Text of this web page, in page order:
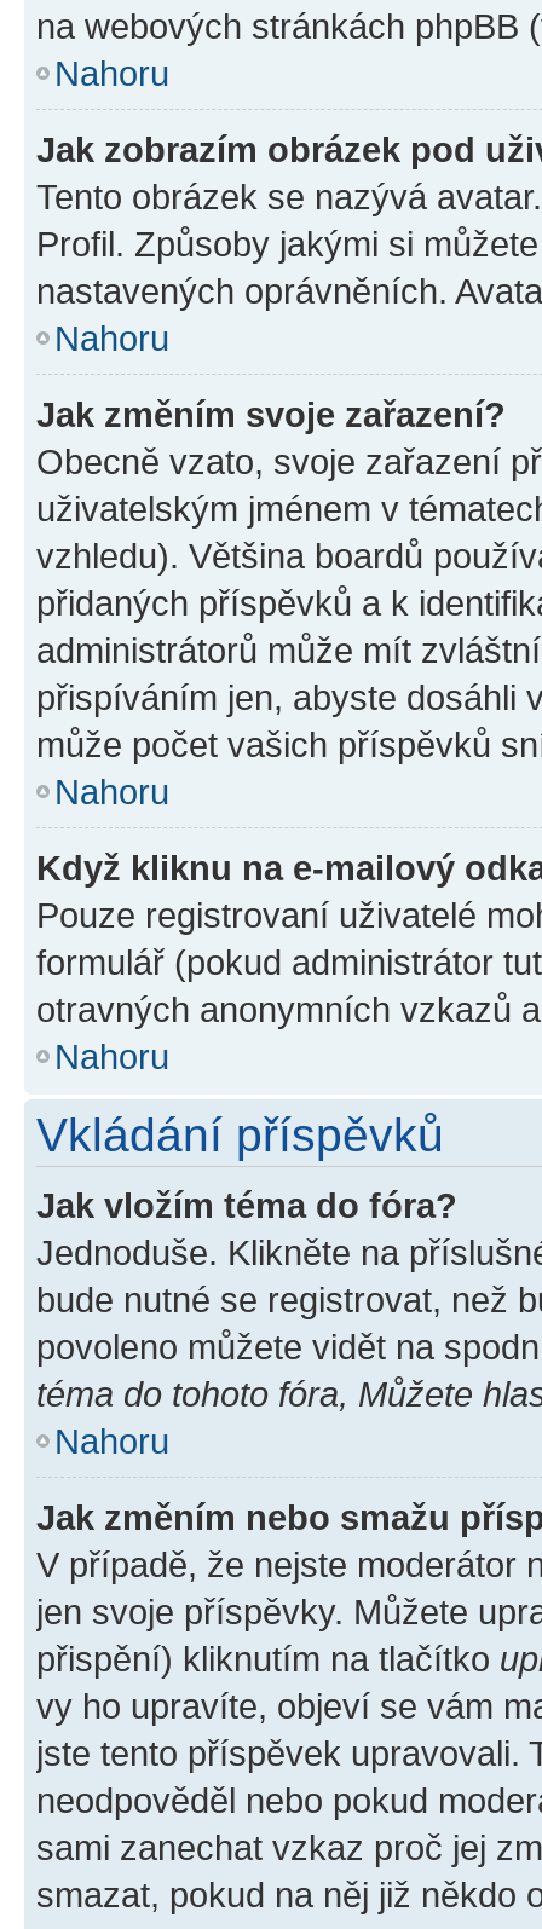
na webových stránkách phpBB
Nahoru
Jak zobrazím obrázek pod
Tento obrázek se nazývá
Profil. Způsoby jakými si
nastavených oprávněních.
Nahoru
Jak změním svoje zařazení?
Obecně vzato, svoje zařazení
uživatelským jménem v
vzhledu). Většina boardů
přidaných příspěvků a k
administrátorů může mít
přispíváním jen, abyste dosáhli
může počet vašich příspěvků
Nahoru
Když kliknu na e-mailový
Pouze registrovaní uživatelé
formulář (pokud administrátor
otravných anonymních vzkazů
Nahoru
Vkládání příspěvků
Jak vložím téma do fóra?
Jednoduše. Klikněte na
bude nutné se registrovat, než
povoleno můžete vidět na
téma do tohoto fóra, Můžete
Nahoru
Jak změním nebo smažu
V případě, že nejste moderátor
jen svoje příspěvky. Můžete
přispění) kliknutím na tlačítko
vy ho upravíte, objeví se vám
jste tento příspěvek upravovali.
neodpověděl nebo pokud
sami zanechat vzkaz proč jej
smazat, pokud na něj již někdo